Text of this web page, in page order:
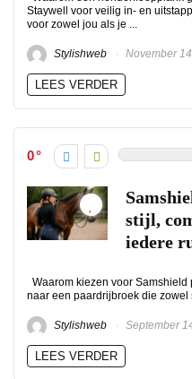
Staywell voor veilig in- en
voor zowel jou als je ...
Stylishweb November
LEES VERDER
0
stijl,
iedere
Waarom kiezen voor
naar een paardrijbroek die zowel
Stylishweb September
LEES VERDER